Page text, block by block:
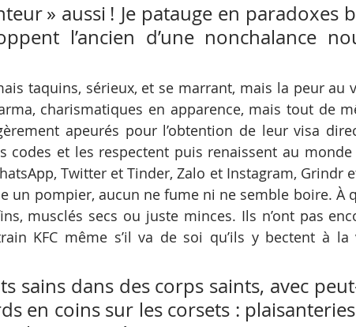
» aussi ! Je patauge en
l’ancien d’une nonchalance
taquins, sérieux, et se marrant, mais la peur au
charismatiques en apparence, mais tout de
apeurés pour l’obtention de leur visa
codes et les respectent puis renaissent au monde
Twitter et Tinder, Zalo et Instagram, Grindr
un pompier, aucun ne fume ni ne semble boire. À
musclés secs ou juste minces. Ils n’ont pas
KFC même s’il va de soi qu’ils y bectent à
sains dans des corps saints, avec
en coins sur les corsets :